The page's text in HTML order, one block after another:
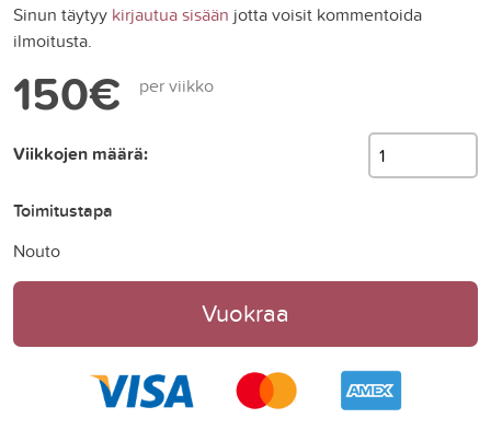
Sinun täytyy kirjautua sisään jotta voisit kommentoida
ilmoitusta.
150€ per viikko
Viikkojen määrä:
Toimitustapa
Nouto
Vuokraa